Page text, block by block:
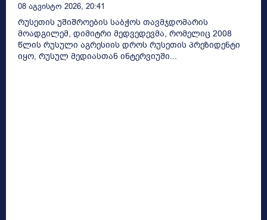
08 Აგვისტო 2026, 20:41
რუსეთის უშიშროების საბჭოს თავმჯდომარის
მოადგილემ, დიმიტრი მედვედევმა, რომელიც 2008
წლის რუსული აგრესიის დროს რუსეთის პრეზიდენტი
იყო, რუსულ მედიასთან ინტერვიუში...